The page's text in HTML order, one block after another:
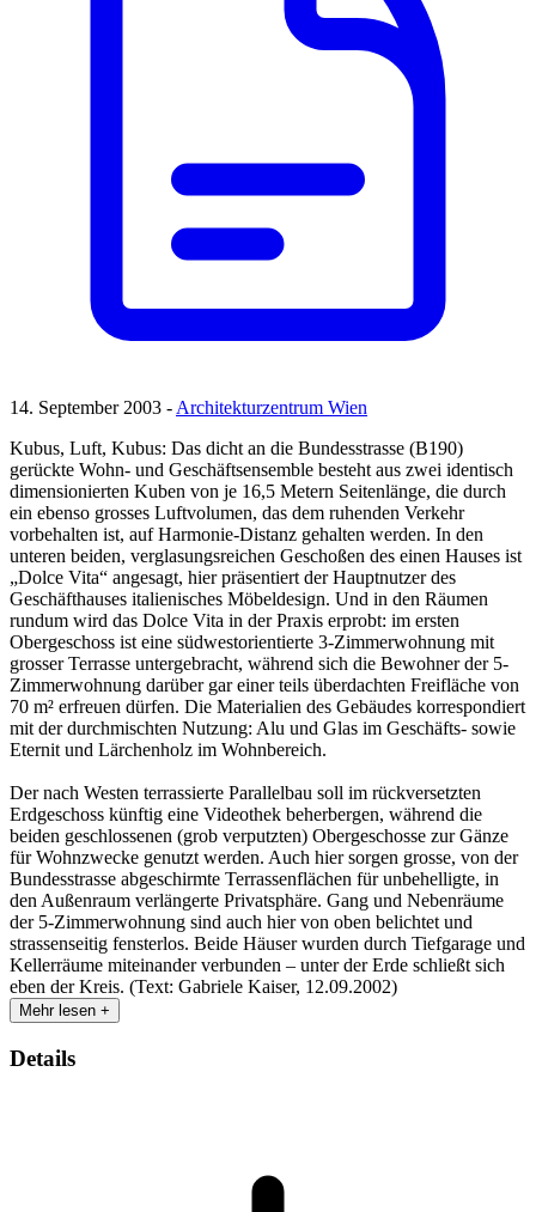
14. September 2003 -Architekturzentrum Wien
Kubus, Luft, Kubus: Das dicht an die Bundesstrasse (B190)
gerückte Wohn- und Geschäftsensemble besteht aus zwei identisch
dimensionierten Kuben von je 16,5 Metern Seitenlänge, die durch
ein ebenso grosses Luftvolumen, das dem ruhenden Verkehr
vorbehalten ist, auf Harmonie-Distanz gehalten werden. In den
unteren beiden, verglasungsreichen Geschoßen des einen Hauses ist
„Dolce Vita“ angesagt, hier präsentiert der Hauptnutzer des
Geschäfthauses italienisches Möbeldesign. Und in den Räumen
rundum wird das Dolce Vita in der Praxis erprobt: im ersten
Obergeschoss ist eine südwestorientierte 3-Zimmerwohnung mit
grosser Terrasse untergebracht, während sich die Bewohner der 5-
Zimmerwohnung darüber gar einer teils überdachten Freifläche von
70 m² erfreuen dürfen. Die Materialien des Gebäudes korrespondiert
mit der durchmischten Nutzung: Alu und Glas im Geschäfts- sowie
Eternit und Lärchenholz im Wohnbereich.
Der nach Westen terrassierte Parallelbau soll im rückversetzten
Erdgeschoss künftig eine Videothek beherbergen, während die
beiden geschlossenen (grob verputzten) Obergeschosse zur Gänze
für Wohnzwecke genutzt werden. Auch hier sorgen grosse, von der
Bundesstrasse abgeschirmte Terrassenflächen für unbehelligte, in
den Außenraum verlängerte Privatsphäre. Gang und Nebenräume
der 5-Zimmerwohnung sind auch hier von oben belichtet und
strassenseitig fensterlos. Beide Häuser wurden durch Tiefgarage und
Kellerräume miteinander verbunden – unter der Erde schließt sich
eben der Kreis. (Text: Gabriele Kaiser, 12.09.2002)
Mehr lesen +
Details